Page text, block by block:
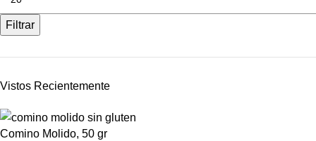
Filtrar
Vistos Recientemente
Comino Molido, 50 gr